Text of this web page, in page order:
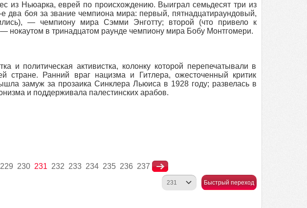
из Ньюарка, еврей по происхождению. Выиграл семьдесят три из
два боя за звание чемпиона мира: первый, пятнадцатираундовый,
— чемпиону мира Сэмми Энготту; второй (что привело к
нокаутом в тринадцатом раунде чемпиону мира Бобу Монтгомери.
и политическая активистка, колонку которой перепечатывали в
стране. Ранний враг нацизма и Гитлера, ожесточенный критик
замуж за прозаика Синклера Льюиса в 1928 году; развелась в
и поддерживала палестинских арабов.
229 230 231 232 233 234 235 236 237
Быстрый переход